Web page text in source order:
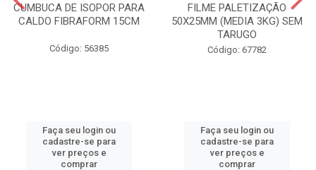
CUMBUCA DE ISOPOR PARA
CALDO FIBRAFORM 15CM
Código: 56385
Faça seu login ou
cadastre-se para
ver preços e
comprar
FILME PALETIZAÇÃO
50X25MM (MEDIA 3KG) SEM
TARUGO
Código: 67782
Faça seu login ou
cadastre-se para
ver preços e
comprar